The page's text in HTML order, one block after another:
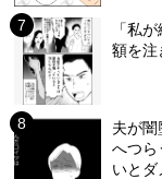
「私
額を注
夫が
へつら
いとダ